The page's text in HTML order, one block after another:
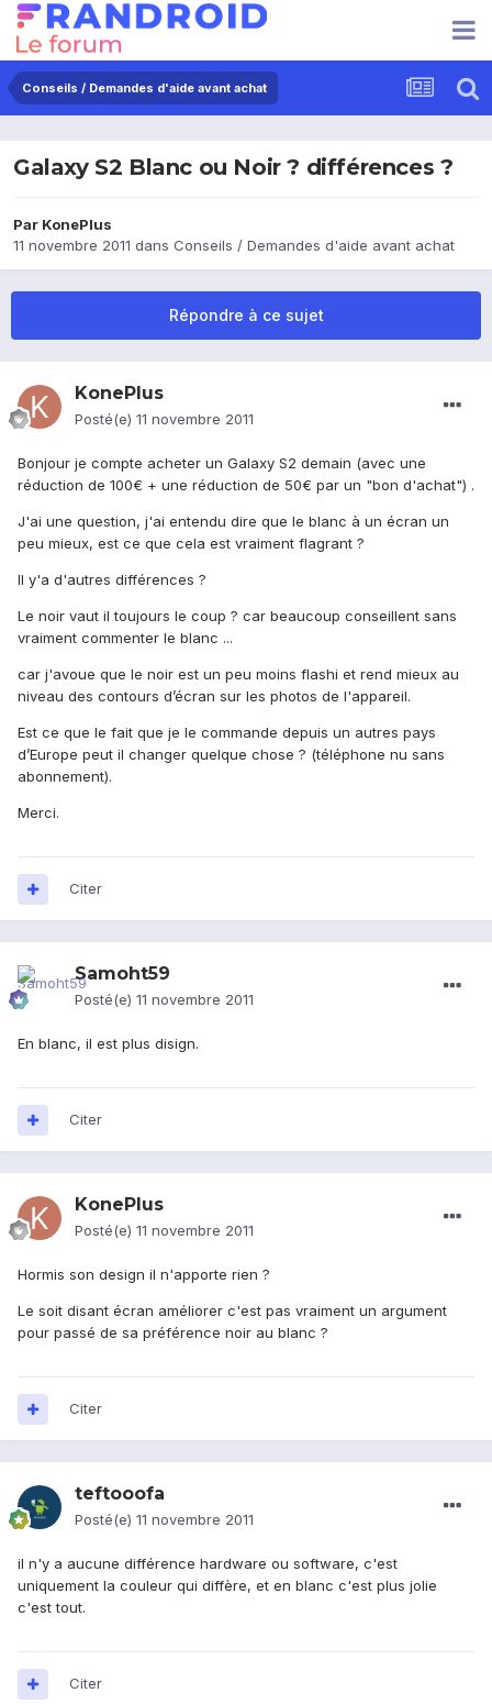
Conseils / Demandes d'aide avant achat
Galaxy S2 Blanc ou Noir ? différences ?
Par KonePlus
11 novembre 2011 dans Conseils / Demandes d'aide avant achat
Répondre à ce sujet
KonePlus
Posté(e) 11 novembre 2011
Bonjour je compte acheter un Galaxy S2 demain (avec une
réduction de 100€ + une réduction de 50€ par un "bon d'achat") .
J'ai une question, j'ai entendu dire que le blanc à un écran un
peu mieux, est ce que cela est vraiment flagrant ?
Il y'a d'autres différences ?
Le noir vaut il toujours le coup ? car beaucoup conseillent sans
vraiment commenter le blanc ...
car j'avoue que le noir est un peu moins flashi et rend mieux au
niveau des contours d’écran sur les photos de l'appareil.
Est ce que le fait que je le commande depuis un autres pays
d’Europe peut il changer quelque chose ? (téléphone nu sans
abonnement).
Merci.
Citer
Samoht59
Posté(e) 11 novembre 2011
En blanc, il est plus disign.
Citer
KonePlus
Posté(e) 11 novembre 2011
Hormis son design il n'apporte rien ?
Le soit disant écran améliorer c'est pas vraiment un argument
pour passé de sa préférence noir au blanc ?
Citer
teftooofa
Posté(e) 11 novembre 2011
il n'y a aucune différence hardware ou software, c'est
uniquement la couleur qui diffère, et en blanc c'est plus jolie
c'est tout.
Citer